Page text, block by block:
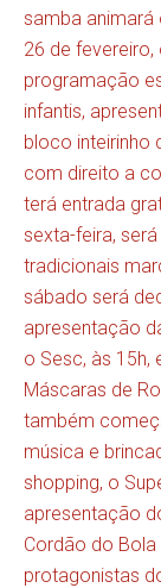
samba animará
26 de
programação
infantis,
bloco inteirinho
com direito a
terá entrada
sexta-feira,
tradicionais
sábado será
apresentação
o Sesc, às 15h,
Máscaras de
também
música e
shopping, o
apresentação
Cordão do Bola
protagonistas